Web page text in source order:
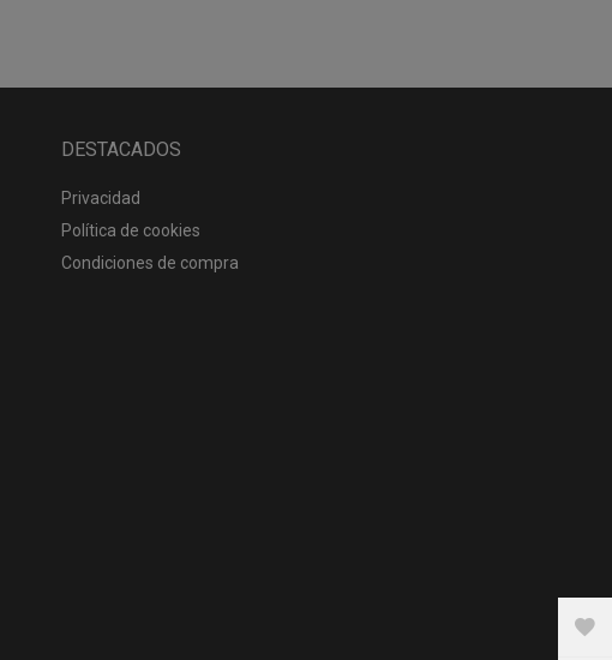
DESTACADOS
Privacidad
Política de cookies
Condiciones de compra